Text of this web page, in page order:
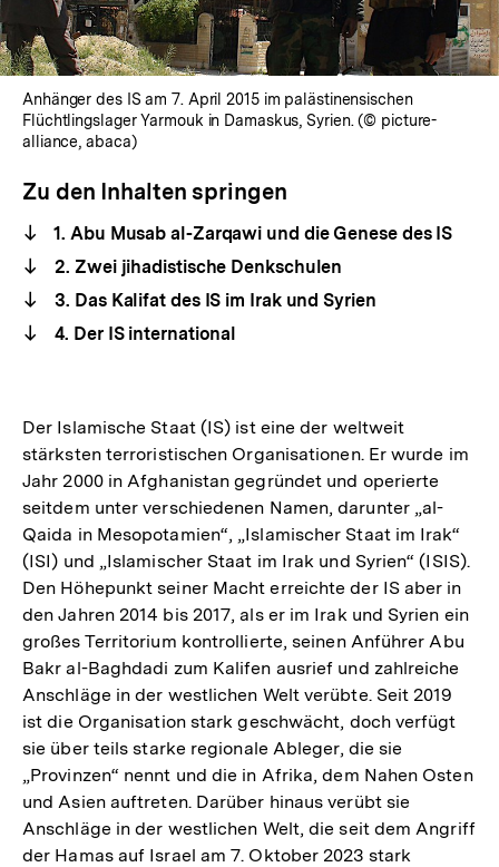
Anhänger des IS am 7. April 2015 im palästinensischen
Flüchtlingslager Yarmouk in Damaskus, Syrien. (© picture-
alliance, abaca)
Zu den Inhalten springen
1. Abu Musab al-Zarqawi und die Genese des IS
2. Zwei jihadistische Denkschulen
3. Das Kalifat des IS im Irak und Syrien
4. Der IS international
Der Islamische Staat (IS) ist eine der weltweit
stärksten terroristischen Organisationen. Er wurde im
Jahr 2000 in Afghanistan gegründet und operierte
seitdem unter verschiedenen Namen, darunter „al-
Qaida in Mesopotamien“, „Islamischer Staat im Irak“
(ISI) und „Islamischer Staat im Irak und Syrien“ (ISIS).
Den Höhepunkt seiner Macht erreichte der IS aber in
den Jahren 2014 bis 2017, als er im Irak und Syrien ein
großes Territorium kontrollierte, seinen Anführer Abu
Bakr al-Baghdadi zum Kalifen ausrief und zahlreiche
Anschläge in der westlichen Welt verübte. Seit 2019
ist die Organisation stark geschwächt, doch verfügt
sie über teils starke regionale Ableger, die sie
„Provinzen“ nennt und die in Afrika, dem Nahen Osten
und Asien auftreten. Darüber hinaus verübt sie
Anschläge in der westlichen Welt, die seit dem Angriff
der Hamas auf Israel am 7. Oktober 2023 stark